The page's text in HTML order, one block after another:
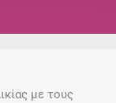
με τους